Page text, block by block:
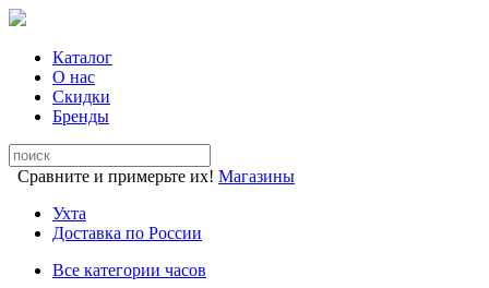
Каталог
О нас
Скидки
Бренды
Сравните и примерьте их! Магазины
Ухта
Доставка по России
Все категории часов